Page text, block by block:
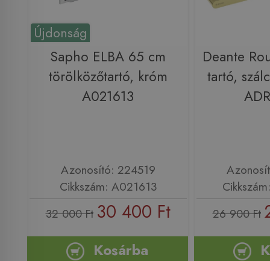
Újdonság
Sapho ELBA 65 cm
törölközőtartó, króm
A021613
Azonosító: 224519
Cikkszám: A021613
32 000 Ft 30 400 Ft
Kosárba
Deante
tartó,
26 900 Ft